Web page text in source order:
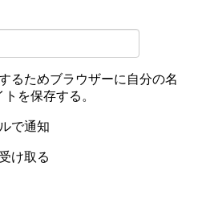
るためブラウザーに自分の名
を保存する。
で通知
け取る